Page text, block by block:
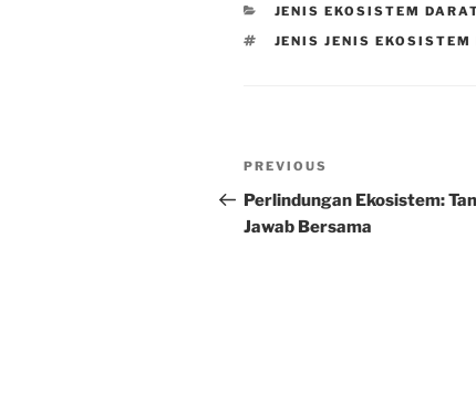
CATEGORIES
JENIS EKOSISTEM
TAGS
JENIS JENIS
Post
navigation
Previous
Post
PREVIOUS
Perlindungan Ekosistem:
Jawab Bersama